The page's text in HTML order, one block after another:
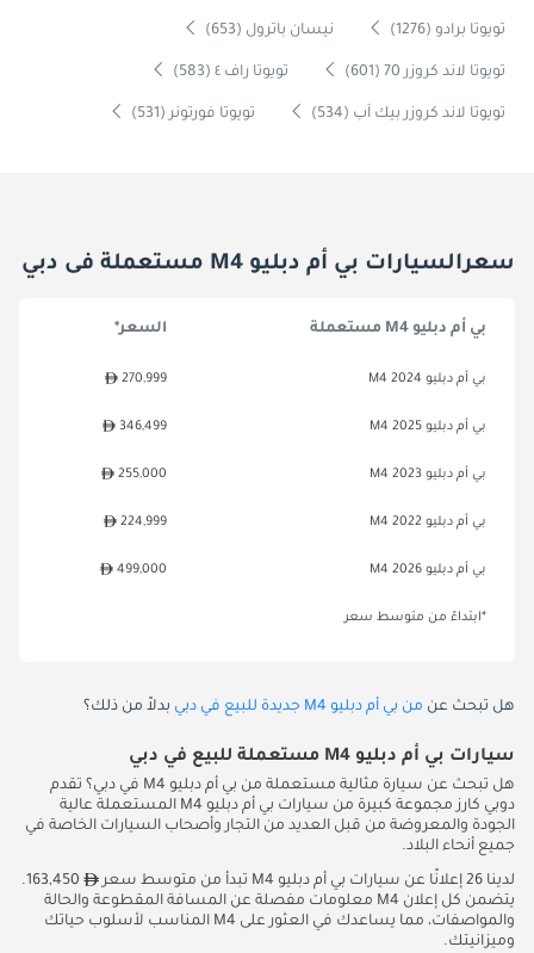
تويوتا برادو (1276) نيسان باترول (653)
تويوتا لاند كروزر 70 (601) تويوتا راف ٤ (583)
تويوتا لاند كروزر بيك آب (534) تويوتا فورتونر (531)
سعرالسيارات بي أم دبليو M4 مستعملة فى دبي
بي أم دبليو M4 مستعملة السعر*
بي أم دبليو M4 2024 270,999
بي أم دبليو M4 2025 346,499
بي أم دبليو M4 2023 255,000
بي أم دبليو M4 2022 224,999
بي أم دبليو M4 2026 499,000
*ابتداءً من متوسط سعر
هل تبحث عن من بي أم دبليو M4 جديدة للبيع في دبي بدلاً من ذلك؟
سيارات بي أم دبليو M4 مستعملة للبيع في دبي
هل تبحث عن سيارة مثالية مستعملة من بي أم دبليو M4 في دبي؟ تقدم
دوبي كارز مجموعة كبيرة من سيارات بي أم دبليو M4 المستعملة عالية
الجودة والمعروضة من قبل العديد من التجار وأصحاب السيارات الخاصة في
جميع أنحاء البلاد.
لدينا 26 إعلانًا عن سيارات بي أم دبليو M4 تبدأ من متوسط سعر
163,450.
يتضمن كل إعلان M4 معلومات مفصلة عن المسافة المقطوعة والحالة
والمواصفات، مما يساعدك في العثور على M4 المناسب لأسلوب حياتك
وميزانيتك.